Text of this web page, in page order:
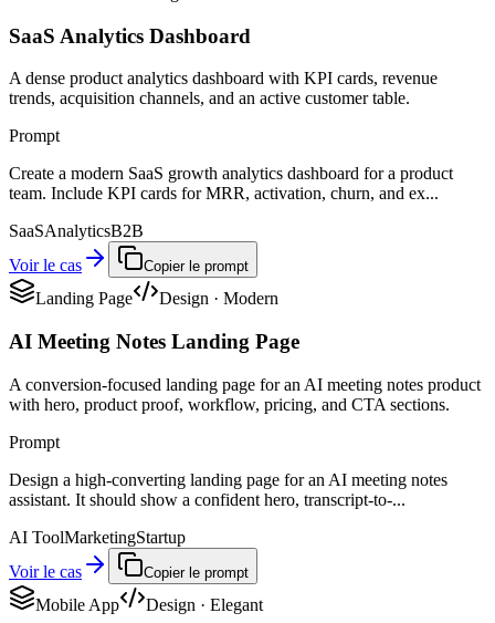
SaaS Analytics Dashboard
A dense product analytics dashboard with KPI cards, revenue
trends, acquisition channels, and an active customer table.
Prompt
Create a modern SaaS growth analytics dashboard for a product
team. Include KPI cards for MRR, activation, churn, and ex...
SaaSAnalyticsB2B
Voir le cas
Copier le prompt
Landing Page Design · Modern
AI Meeting Notes Landing Page
A conversion-focused landing page for an AI meeting notes product
with hero, product proof, workflow, pricing, and CTA sections.
Prompt
Design a high-converting landing page for an AI meeting notes
assistant. It should show a confident hero, transcript-to-...
AI ToolMarketingStartup
Voir le cas
Copier le prompt
Mobile App Design · Elegant